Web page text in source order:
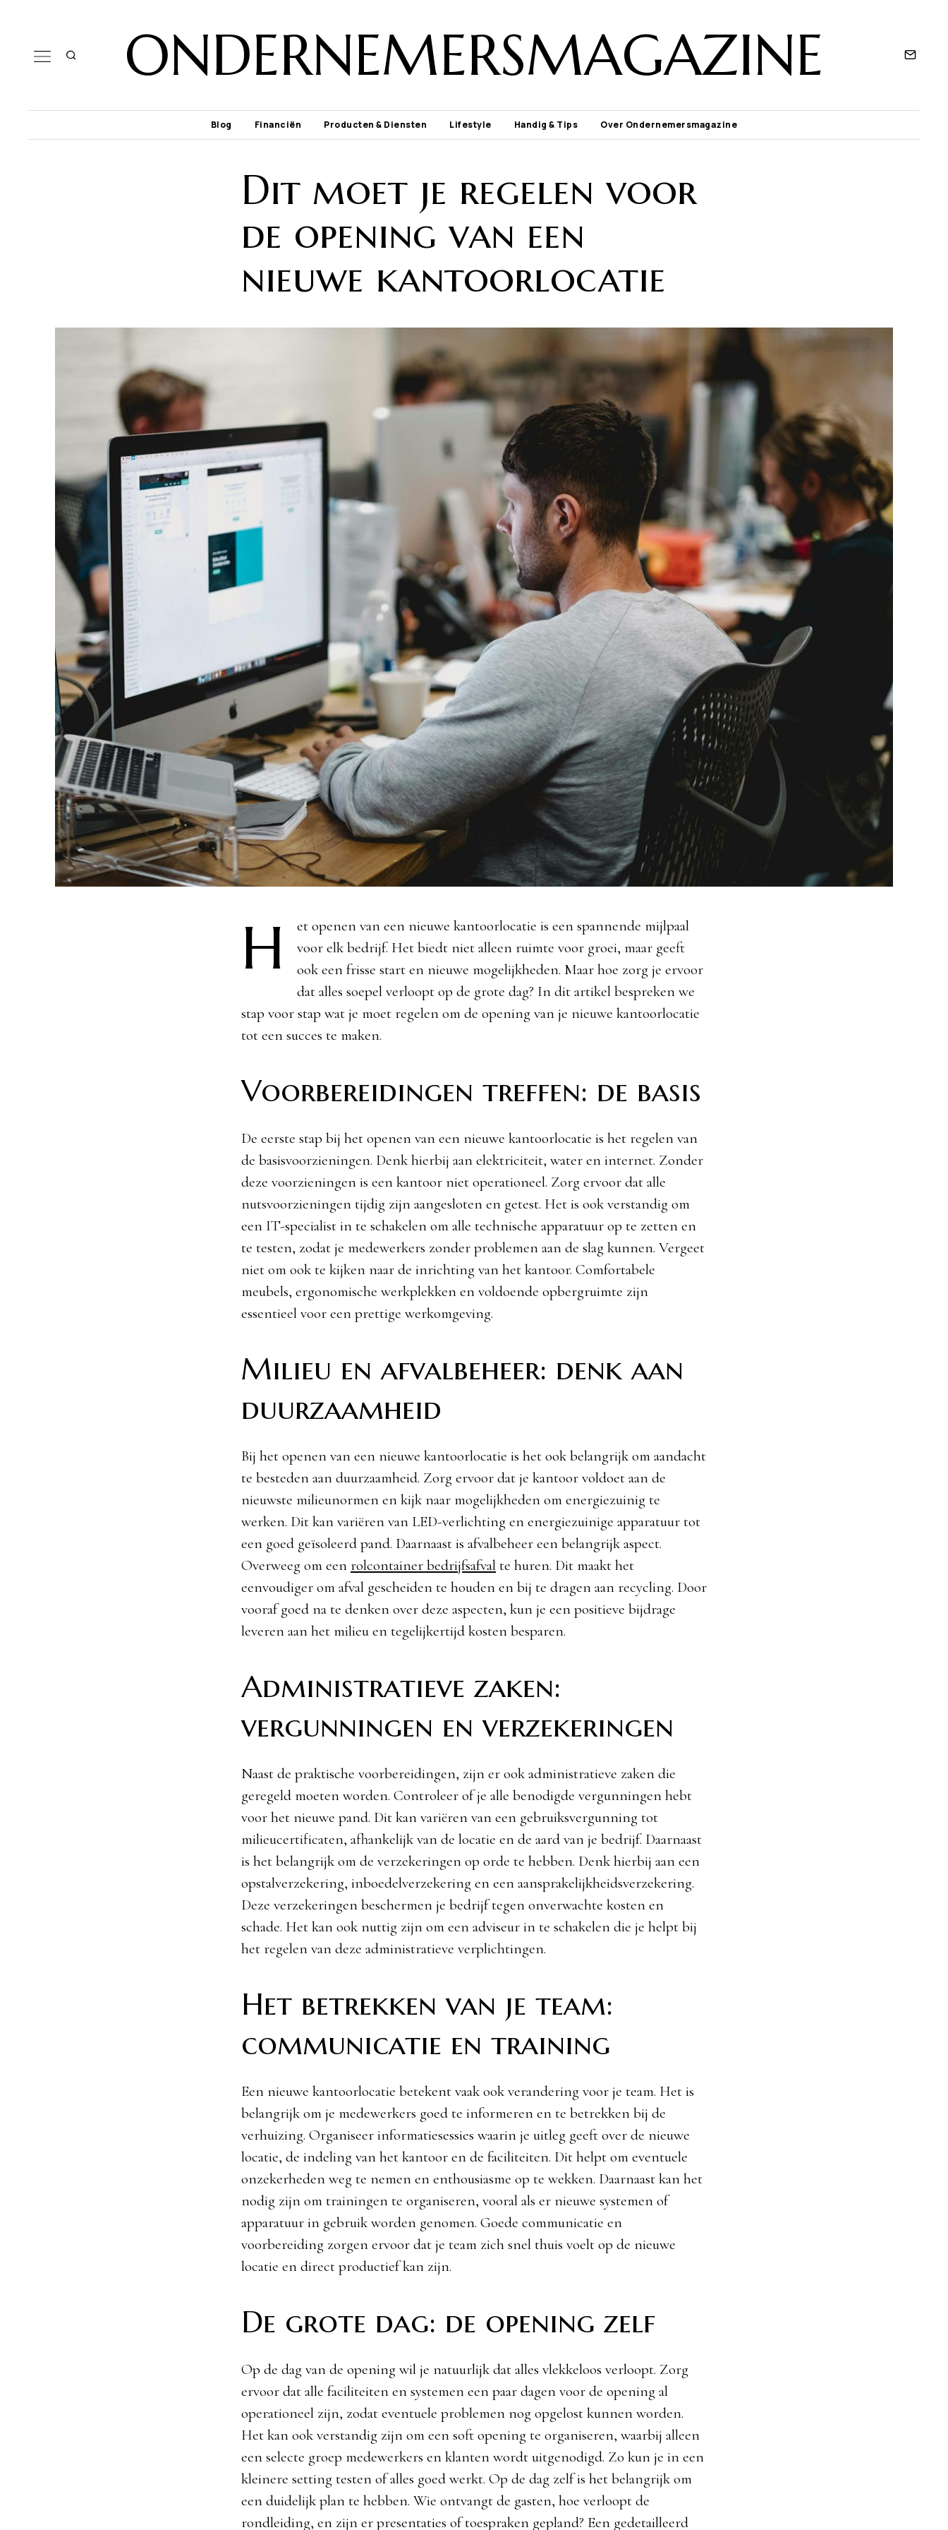
ONDERNEMERSMAGAZINE
Blog Financiën Producten & Diensten Lifestyle Handig & Tips Over Ondernemersmagazine
Dit moet je regelen voor
de opening van een
nieuwe kantoorlocatie
H
et openen van een nieuwe kantoorlocatie is een spannende mijlpaal
voor elk bedrijf. Het biedt niet alleen ruimte voor groei, maar geeft
ook een frisse start en nieuwe mogelijkheden. Maar hoe zorg je ervoor
dat alles soepel verloopt op de grote dag? In dit artikel bespreken we
stap voor stap wat je moet regelen om de opening van je nieuwe kantoorlocatie
tot een succes te maken.
Voorbereidingen treffen: de basis
De eerste stap bij het openen van een nieuwe kantoorlocatie is het regelen van
de basisvoorzieningen. Denk hierbij aan elektriciteit, water en internet. Zonder
deze voorzieningen is een kantoor niet operationeel. Zorg ervoor dat alle
nutsvoorzieningen tijdig zijn aangesloten en getest. Het is ook verstandig om
een IT-specialist in te schakelen om alle technische apparatuur op te zetten en
te testen, zodat je medewerkers zonder problemen aan de slag kunnen. Vergeet
niet om ook te kijken naar de inrichting van het kantoor. Comfortabele
meubels, ergonomische werkplekken en voldoende opbergruimte zijn
essentieel voor een prettige werkomgeving.
Milieu en afvalbeheer: denk aan
duurzaamheid
Bij het openen van een nieuwe kantoorlocatie is het ook belangrijk om aandacht
te besteden aan duurzaamheid. Zorg ervoor dat je kantoor voldoet aan de
nieuwste milieunormen en kijk naar mogelijkheden om energiezuinig te
werken. Dit kan variëren van LED-verlichting en energiezuinige apparatuur tot
een goed geïsoleerd pand. Daarnaast is afvalbeheer een belangrijk aspect.
Overweeg om een rolcontainer bedrijfsafvalte huren. Dit maakt het
eenvoudiger om afval gescheiden te houden en bij te dragen aan recycling. Door
vooraf goed na te denken over deze aspecten, kun je een positieve bijdrage
leveren aan het milieu en tegelijkertijd kosten besparen.
Administratieve zaken:
vergunningen en verzekeringen
Naast de praktische voorbereidingen, zijn er ook administratieve zaken die
geregeld moeten worden. Controleer of je alle benodigde vergunningen hebt
voor het nieuwe pand. Dit kan variëren van een gebruiksvergunning tot
milieucertificaten, afhankelijk van de locatie en de aard van je bedrijf. Daarnaast
is het belangrijk om de verzekeringen op orde te hebben. Denk hierbij aan een
opstalverzekering, inboedelverzekering en een aansprakelijkheidsverzekering.
Deze verzekeringen beschermen je bedrijf tegen onverwachte kosten en
schade. Het kan ook nuttig zijn om een adviseur in te schakelen die je helpt bij
het regelen van deze administratieve verplichtingen.
Het betrekken van je team:
communicatie en training
Een nieuwe kantoorlocatie betekent vaak ook verandering voor je team. Het is
belangrijk om je medewerkers goed te informeren en te betrekken bij de
verhuizing. Organiseer informatiesessies waarin je uitleg geeft over de nieuwe
locatie, de indeling van het kantoor en de faciliteiten. Dit helpt om eventuele
onzekerheden weg te nemen en enthousiasme op te wekken. Daarnaast kan het
nodig zijn om trainingen te organiseren, vooral als er nieuwe systemen of
apparatuur in gebruik worden genomen. Goede communicatie en
voorbereiding zorgen ervoor dat je team zich snel thuis voelt op de nieuwe
locatie en direct productief kan zijn.
De grote dag: de opening zelf
Op de dag van de opening wil je natuurlijk dat alles vlekkeloos verloopt. Zorg
ervoor dat alle faciliteiten en systemen een paar dagen voor de opening al
operationeel zijn, zodat eventuele problemen nog opgelost kunnen worden.
Het kan ook verstandig zijn om een soft opening te organiseren, waarbij alleen
een selecte groep medewerkers en klanten wordt uitgenodigd. Zo kun je in een
kleinere setting testen of alles goed werkt. Op de dag zelf is het belangrijk om
een duidelijk plan te hebben. Wie ontvangt de gasten, hoe verloopt de
rondleiding, en zijn er presentaties of toespraken gepland? Een gedetailleerd